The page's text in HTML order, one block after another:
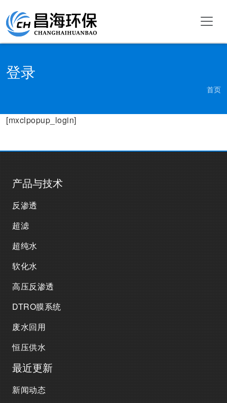
登录
首页
[mxclpopup_login]
产品与技术
反渗透
超滤
超纯水
软化水
高压反渗透
DTRO膜系统
废水回用
恒压供水
最近更新
新闻动态